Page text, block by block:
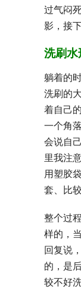
过气闷
影，接
洗刷
躺着的
洗刷的
着自己
一个角
会说自
里我注
用塑胶
套、比
整个过
样的，
回复说
的，是
较不好